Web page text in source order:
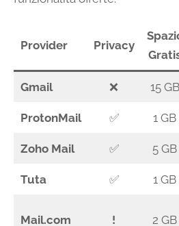
Provider Privacy
Gmail ❌ 15 GB
ProtonMail ✅ 1 GB
Zoho Mail ✅ 5 GB
Tuta ✅ 1 GB
Mail.com ! 2 GB